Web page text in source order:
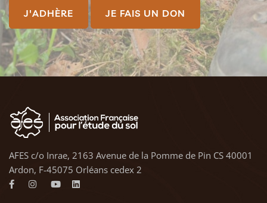
J'ADHÈRE JE FAIS UN DON
AFES c/o Inrae, 2163 Avenue de la Pomme de Pin CS 40001
Ardon, F-45075 Orléans cedex 2